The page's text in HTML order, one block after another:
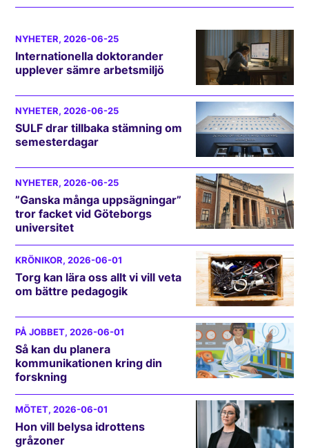
NYHETER, 2026-06-25
Internationella doktorander
upplever sämre arbetsmiljö
NYHETER, 2026-06-25
SULF drar tillbaka stämning om
semesterdagar
NYHETER, 2026-06-25
”Ganska många uppsägningar”
tror facket vid Göteborgs
universitet
KRÖNIKOR, 2026-06-01
Torg kan lära oss allt vi vill veta
om bättre pedagogik
PÅ JOBBET, 2026-06-01
Så kan du planera
kommunikationen kring din
forskning
MÖTET, 2026-06-01
Hon vill belysa idrottens
gråzoner